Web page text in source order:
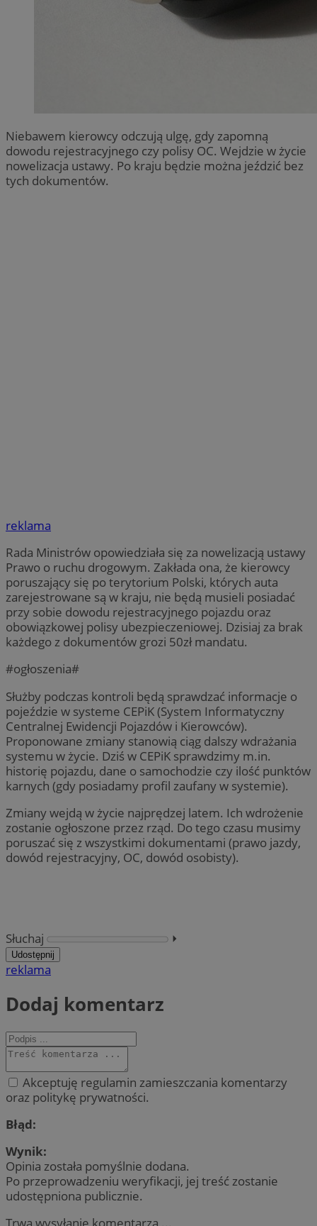
Niebawem kierowcy odczują ulgę, gdy zapomną
dowodu rejestracyjnego czy polisy OC. Wejdzie w życie
nowelizacja ustawy. Po kraju będzie można jeździć bez
tych dokumentów.
reklama
Rada Ministrów opowiedziała się za nowelizacją ustawy
Prawo o ruchu drogowym. Zakłada ona, że kierowcy
poruszający się po terytorium Polski, których auta
zarejestrowane są w kraju, nie będą musieli posiadać
przy sobie dowodu rejestracyjnego pojazdu oraz
obowiązkowej polisy ubezpieczeniowej. Dzisiaj za brak
każdego z dokumentów grozi 50zł mandatu.
#ogłoszenia#
Służby podczas kontroli będą sprawdzać informacje o
pojeździe w systeme CEPiK (System Informatyczny
Centralnej Ewidencji Pojazdów i Kierowców).
Proponowane zmiany stanowią ciąg dalszy wdrażania
systemu w życie. Dziś w CEPiK sprawdzimy m.in.
historię pojazdu, dane o samochodzie czy ilość punktów
karnych (gdy posiadamy profil zaufany w systemie).
Zmiany wejdą w życie najprędzej latem. Ich wdrożenie
zostanie ogłoszone przez rząd. Do tego czasu musimy
poruszać się z wszystkimi dokumentami (prawo jazdy,
dowód rejestracyjny, OC, dowód osobisty).
Słuchaj ⏵︎
Udostępnij
reklama
Dodaj komentarz
Akceptuję regulamin zamieszczania komentarzy
oraz politykę prywatności.
Błąd:
Wynik:
Opinia została pomyślnie dodana.
Po przeprowadzeniu weryfikacji, jej treść zostanie
udostępniona publicznie.